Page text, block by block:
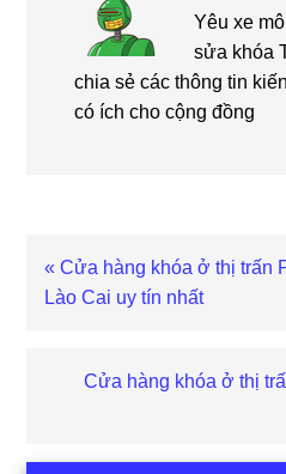
Yêu xe
sửa khóa
chia sẻ các thông tin
có ích cho cộng đồng
Bài
viết
« Cửa hàng khóa ở thị trấn
Lào Cai uy tín nhất
Bài
Cửa hàng khóa ở thị